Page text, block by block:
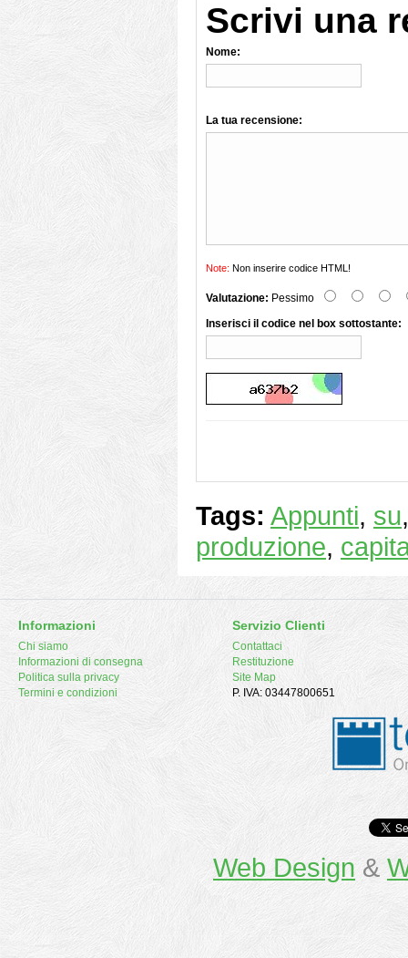
Scrivi una
Nome:
La tua recensione:
Note: Non inserire codice HTML!
Valutazione: Pessimo
Inserisci il codice nel box sottostante:
Tags: Appunti, su
produzione,
Informazioni
Chi siamo
Informazioni di consegna
Politica sulla privacy
Termini e condizioni
Servizio Clienti
Contattaci
Restituzione
Site Map
P. IVA: 03447800651
Web Design &